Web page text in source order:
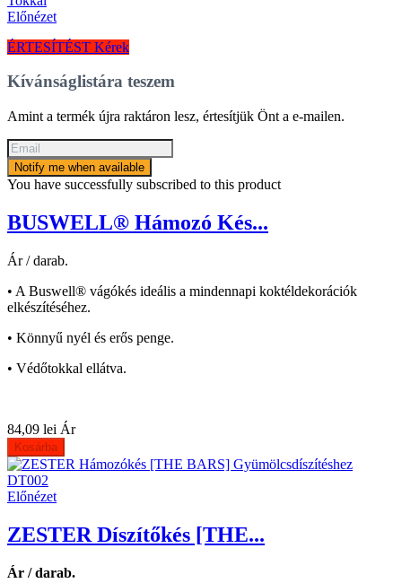
Előnézet
ÉRTESÍTÉST Kérek
Kívánságlistára teszem
Amint a termék újra raktáron lesz, értesítjük Önt a e-mailen.
Notify me when available
You have successfully subscribed to this product
BUSWELL® Hámozó Kés...
Ár / darab.
• A Buswell® vágókés ideális a mindennapi koktéldekorációk
elkészítéséhez.
• Könnyű nyél és erős penge.
• Védőtokkal ellátva.
84,09 lei Ár
Kosárba
Előnézet
ZESTER Díszítőkés [THE...
Ár / darab.